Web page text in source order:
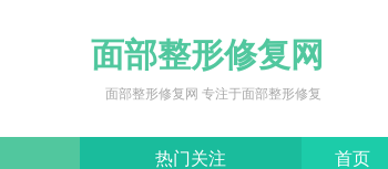
面部整形修复网
面部整形修复网 专注于面部整形修复
热门关注 首页